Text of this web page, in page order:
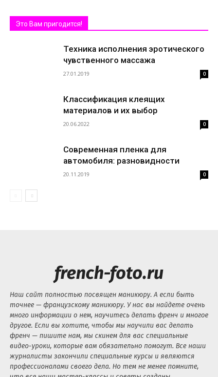
Это Вам пригодится!
Техника исполнения эротического
чувственного массажа
27.01.2019 0
Классификация клеящих
материалов и их выбор
20.06.2022 0
Современная пленка для
автомобиля: разновидности
20.11.2019 0
french-foto.ru
Наш сайт полностью посвящен маникюру. А если быть
точнее — французскому маникюру. У нас вы найдете очень
много информации о нем, научитесь делать френч и многое
другое. Если вы хотите, чтобы мы научили вас делать
френч — пишите нам, мы скинем для вас специальные
видео-уроки, которые вам обязательно помогут. Все наши
журналисты закончили специальные курсы и являются
профессионалами своего дела. Но тем не менее помните,